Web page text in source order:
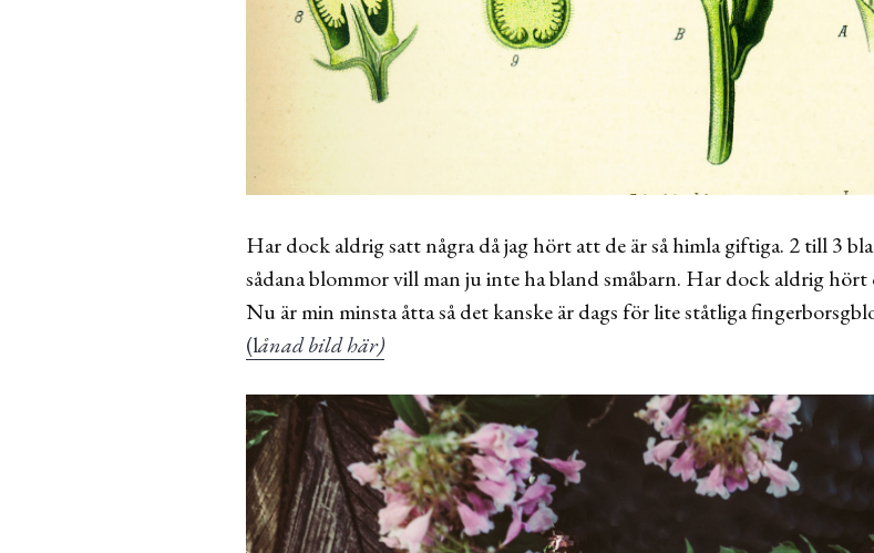
Har dock aldrig satt några då jag hört att de är så himla giftiga. 2 till 3
sådana blommor vill man ju inte ha bland småbarn. Har dock aldrig
Nu är min minsta åtta så det kanske är dags för lite ståtliga
(lånad bild här)